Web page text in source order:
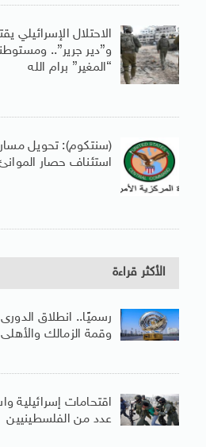
الاحتلال الإسرائيلي
و”دير جرير”..
“المغير” برام الله
استئناف حصار الموانئ
الأكثر قراءة
وقمة الزمالك والأهلى 11 أكتوبر
اقتحامات إسرائيلية
عدد من الفلسطينيين